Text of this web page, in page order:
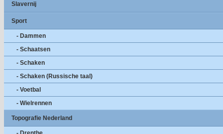
Slavernij
Sport
- Dammen
- Schaatsen
- Schaken
- Schaken (Russische taal)
- Voetbal
- Wielrennen
Topografie Nederland